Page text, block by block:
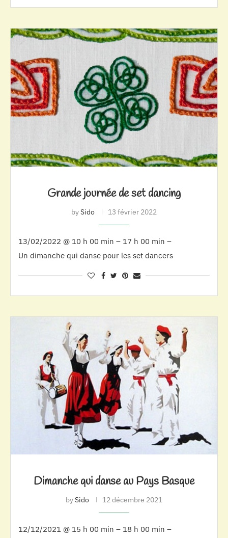
Grande journée de set dancing
bySido 13 février 2022
13/02/2022 @ 10 h 00 min – 17 h 00 min –
Un dimanche qui danse pour les set dancers
Dimanche qui danse au Pays Basque
bySido 12 décembre 2021
12/12/2021 @ 15 h 00 min – 18 h 00 min –